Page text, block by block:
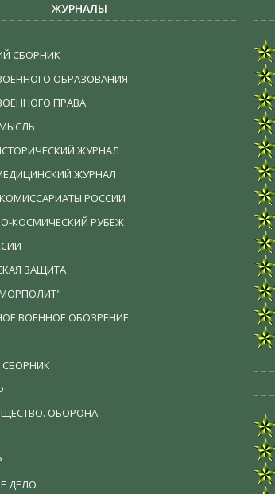
ЖУРНАЛЫ
СБОРНИК
ОБРАЗОВАНИЯ
ПРАВА
ЖУРНАЛ
ЖУРНАЛ
РОССИИ
КОСМИЧЕСКИЙ РУБЕЖ
ЗАЩИТА
ВОЕННОЕ ОБОЗРЕНИЕ
ОБОРОНА
ДЕЛО